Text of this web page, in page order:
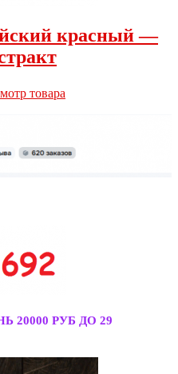
красный —
товара
РУБ ДО 29